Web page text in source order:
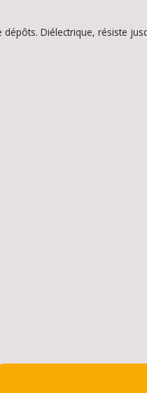
Diélectrique, résiste